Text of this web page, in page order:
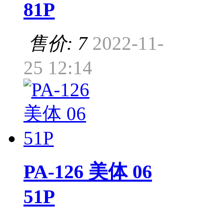
81P
售价: 7 2022-11-
25 12:14
PA-126 美体 06
51P